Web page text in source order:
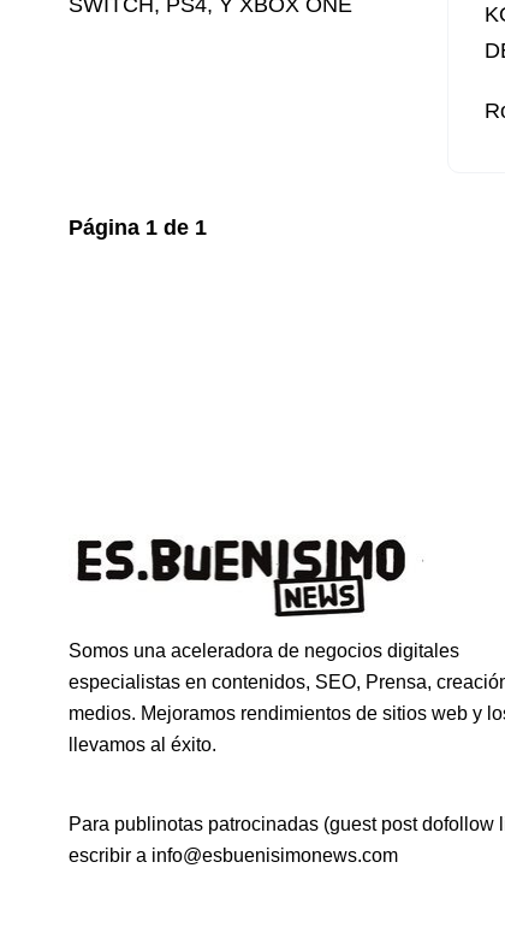
Página 1 de 1
Somos una aceleradora de negocios digitales
especialistas en contenidos, SEO, Prensa,
medios. Mejoramos rendimientos de sitios web y
llevamos al éxito.
Para publinotas patrocinadas (guest post dofollow
escribir a info@esbuenisimonews.com